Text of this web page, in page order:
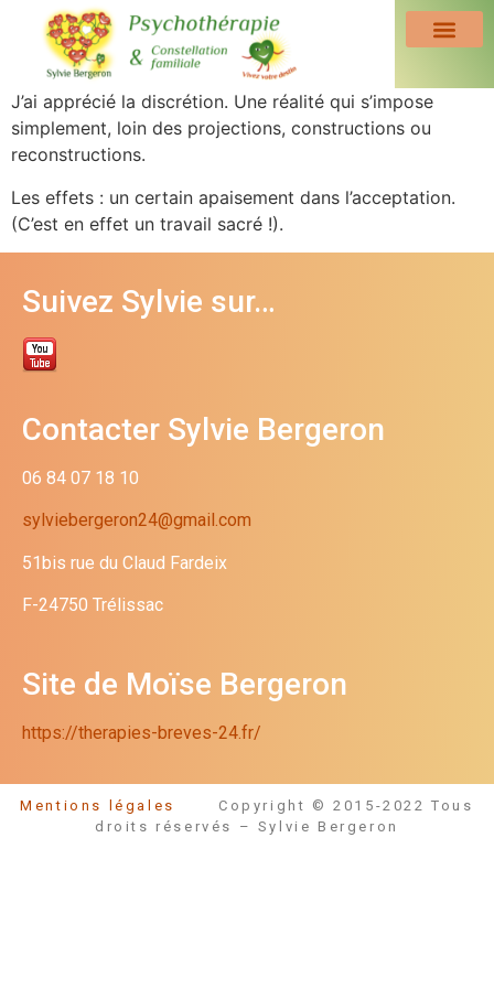
J’ai apprécié la discrétion. Une réalité qui s’impose
simplement, loin des projections, constructions ou
reconstructions.
Les effets : un certain apaisement dans l’acceptation.
(C’est en effet un travail sacré !).
Suivez Sylvie sur…
Contacter Sylvie Bergeron
06 84 07 18 10
sylviebergeron24@gmail.com
51bis rue du Claud Fardeix
F-24750 Trélissac
Site de Moïse Bergeron
https://therapies-breves-24.fr/
Mentions légales Copyright © 2015-2022 Tous
droits réservés – Sylvie Bergeron